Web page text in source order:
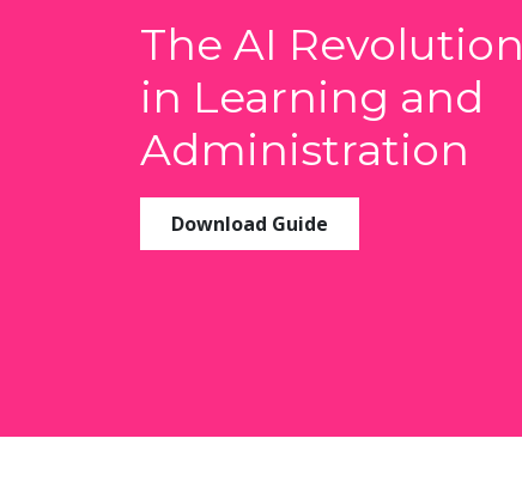
The AI Revolution
in Learning and
Administration
Download Guide